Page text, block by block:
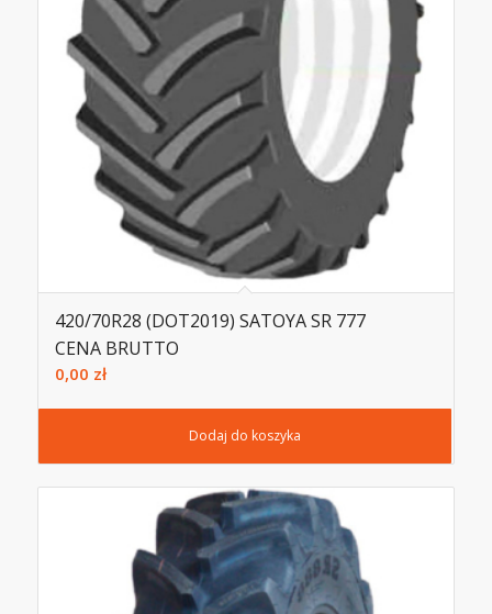
420/70R28 (DOT2019) SATOYA SR 777
CENA BRUTTO
0,00 zł
Dodaj do koszyka